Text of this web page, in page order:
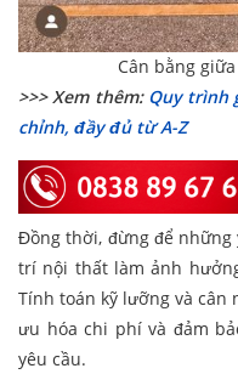
Cân bằng
>>> Xem thêm: Quy trình
chỉnh, đầy đủ từ A-Z
Đồng thời, đừng để
trí nội thất làm ảnh
Tính toán kỹ lưỡng và cân
ưu hóa chi phí và đảm
yêu cầu.